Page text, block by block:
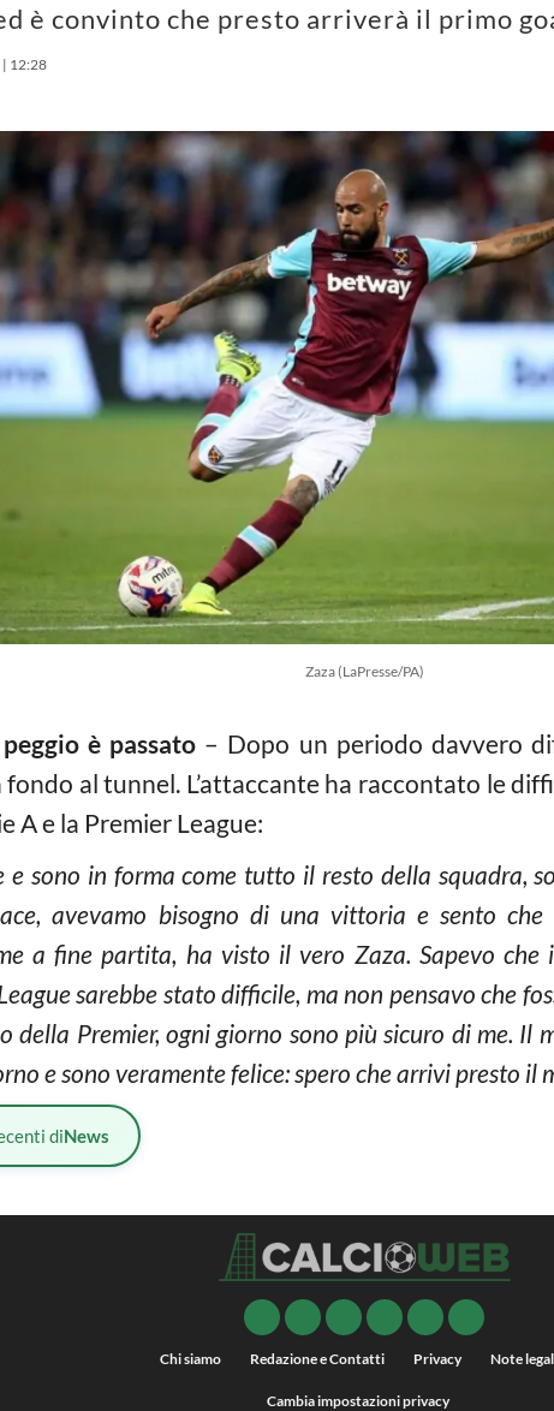
è convinto che presto arriverà il primo
12:28
Zaza (LaPresse/PA)
è passato – Dopo un periodo davvero
al tunnel. L’attaccante ha raccontato le
A e la Premier League:
e sono in forma come tutto il resto della squadra,
avevamo bisogno di una vittoria e sento
a fine partita, ha visto il vero Zaza. Sapevo che
sarebbe stato difficile, ma non pensavo che
della Premier, ogni giorno sono più sicuro di me. Il
e sono veramente felice: spero che arrivi presto il
diNews
Chi siamo Redazione e Contatti Privacy Note
Cambia impostazioni privacy